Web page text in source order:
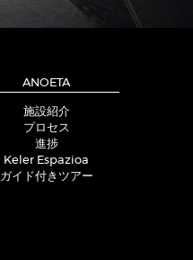
ANOETA
施設紹介
プロセス
進捗
Keler Espazioa
ガイド付きツアー